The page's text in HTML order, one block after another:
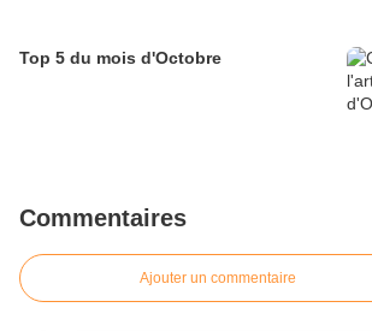
Top 5 du mois d'Octobre
Commentaires
Ajouter un commentaire